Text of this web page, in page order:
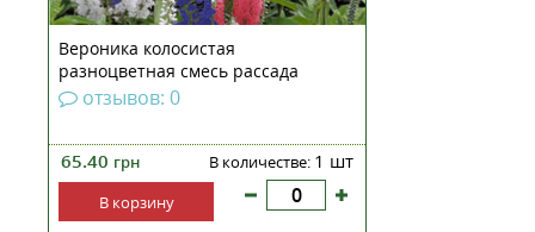
Вероника колосистая
разноцветная смесь рассада
отзывов: 0
65.40 грн В количестве: 1 шт
В корзину